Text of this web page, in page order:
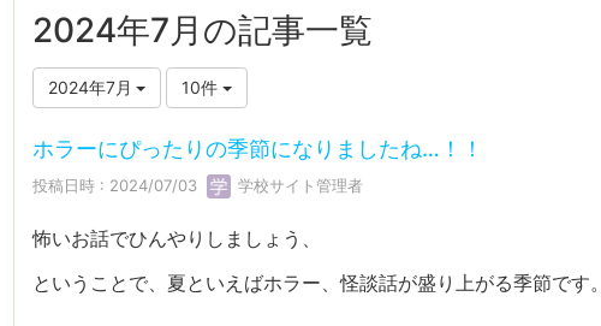
2024年7月の記事一覧
2024年7月 10件
ホラーにぴったりの季節になりましたね…！！
投稿日時 : 2024/07/03 学校サイト管理者
怖いお話でひんやりしましょう、
ということで、夏といえばホラー、怪談話が盛り上がる季節です